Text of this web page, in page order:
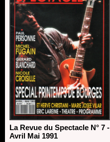
La Revue du Spectacle N° 7 -
Avril Mai 1991